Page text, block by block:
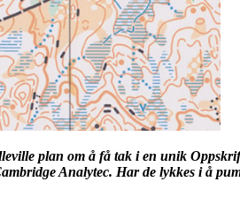
plan om å få tak i en unik
Analytec. Har de lykkes i å